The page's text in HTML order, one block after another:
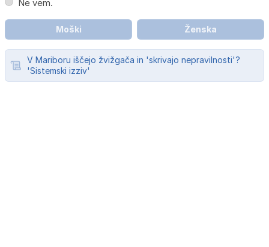
Ne vem.
Moški Ženska
V Mariboru iščejo žvižgača in 'skrivajo nepravilnosti'?
'Sistemski izziv'